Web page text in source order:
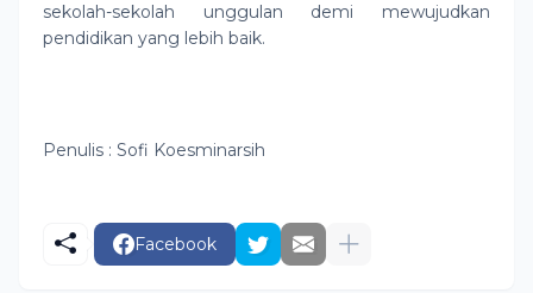
sekolah-sekolah unggulan demi mewujudkan
pendidikan yang lebih baik.
Penulis : Sofi Koesminarsih
Facebook